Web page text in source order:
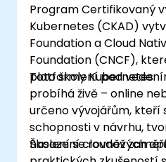
Program Certifikovaný
Kubernetes (CKAD)
Foundation a Cloud
Foundation (CNCF),
platformy Kubernetes.
Toto školení pod
probíhá živě – online
určeno vývojářům, kteří
schopnosti v návrhu,
nasazení cloudových
Školení se rovněž